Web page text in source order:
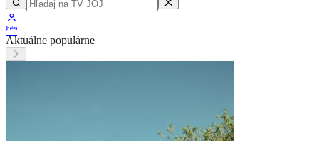
Aktuálne populárne